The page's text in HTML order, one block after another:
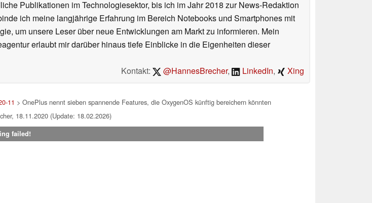
Publikationen im Technologiesektor, bis ich im Jahr 2018 zur News-Redaktion
ich meine langjährige Erfahrung im Bereich Notebooks und Smartphones mit
um unsere Leser über neue Entwicklungen am Markt zu informieren. Mein
erlaubt mir darüber hinaus tiefe Einblicke in die Eigenheiten dieser
Kontakt:
@HannesBrecher, LinkedIn, Xing
11 > OnePlus nennt sieben spannende Features, die OxygenOS künftig bereichern könnten
18.11.2020 (Update: 18.02.2026)
failed!